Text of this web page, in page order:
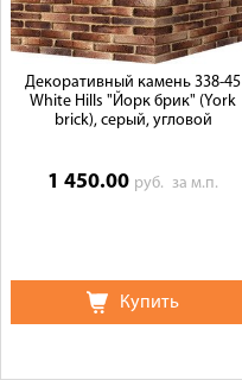
Декоративный камень 338-45
White Hills "Йорк брик" (York
brick), серый, угловой
1 450.00 руб.за м.п.
Купить